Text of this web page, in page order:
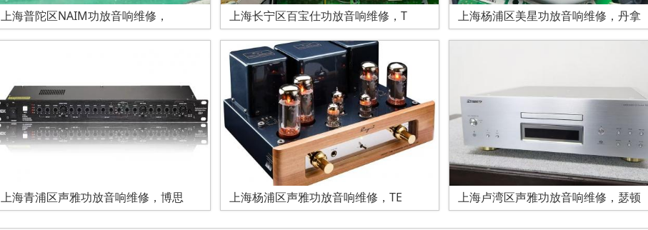
上海普陀区NAIM功放音响维修， 上海长宁区百宝仕功放音响维修，T 上海杨浦区美星功放音响维修，丹拿
上海青浦区声雅功放音响维修，博思 上海杨浦区声雅功放音响维修，TE 上海卢湾区声雅功放音响维修，瑟顿